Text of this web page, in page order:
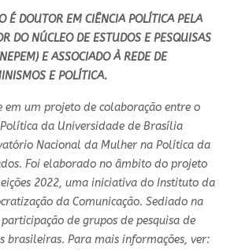
É DOUTOR EM CIÊNCIA POLÍTICA PELA
DO NÚCLEO DE ESTUDOS E PESQUISAS
E ASSOCIADO À REDE DE
E POLÍTICA.
em um projeto de colaboração entre o
da Universidade de Brasília
Nacional da Mulher na Política da
Foi elaborado no âmbito do projeto
2022, uma iniciativa do Instituto da
da Comunicação. Sediado na
de grupos de pesquisa de
brasileiras. Para mais informações, ver: